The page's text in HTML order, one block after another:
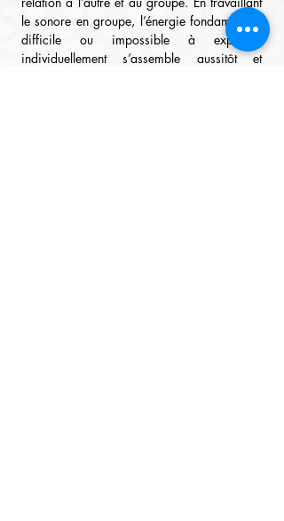
le sonore en groupe, l’énergie fondamentale
difficile ou impossible à exprimer
individuellement s’assemble aussitôt et